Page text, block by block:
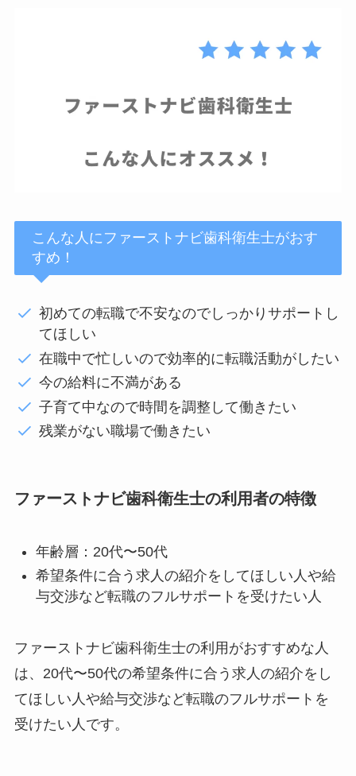
こんな人にファーストナビ歯科衛生士がおす
すめ！
初めての転職で不安なのでしっかりサポートし
てほしい
在職中で忙しいので効率的に転職活動がしたい
今の給料に不満がある
子育て中なので時間を調整して働きたい
残業がない職場で働きたい
ファーストナビ歯科衛生士の利用者の特徴
年齢層：20代〜50代
希望条件に合う求人の紹介をしてほしい人や給
与交渉など転職のフルサポートを受けたい人
ファーストナビ歯科衛生士の利用がおすすめな人
は、20代〜50代の希望条件に合う求人の紹介をし
てほしい人や給与交渉など転職のフルサポートを
受けたい人です。